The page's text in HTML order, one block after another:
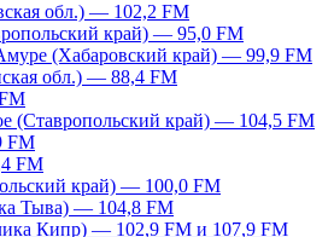
обл.) — 102,2 FM
край) — 95,0 FM
(Хабаровский край) — 99,9 FM
обл.) — 88,4 FM
(Ставропольский край) — 104,5 FM
FM
FM
край) — 100,0 FM
Тыва) — 104,8 FM
Кипр) — 102,9 FM и 107,9 FM